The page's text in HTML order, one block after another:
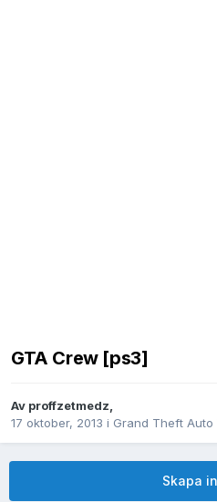
GTA Crew [ps3]
Av proffzetmedz,
17 oktober, 2013 i Grand Theft Auto
Skapa